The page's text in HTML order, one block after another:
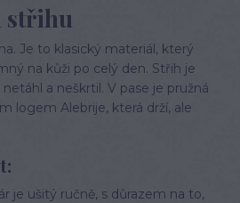
střihu
Je to klasický materiál, který
na kůži po celý den. Střih je
a neškrtil. V pase je pružná
logem Alebrije, která drží, ale
je ušitý ručně, s důrazem na to,